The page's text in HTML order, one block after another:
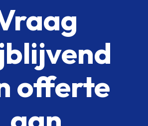
offerte